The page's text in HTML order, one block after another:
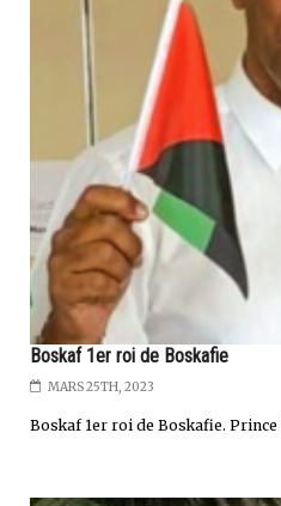
Boskaf 1er roi de Boskafie
MARS 25TH, 2023
Boskaf 1er roi de Boskafie. Prince